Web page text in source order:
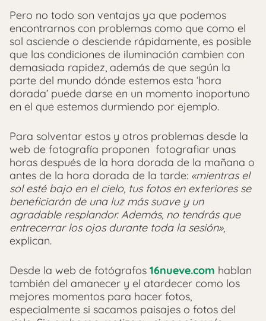
Pero no todo son ventajas ya que podemos
encontrarnos con problemas como que como el
sol asciende o desciende rápidamente, es posible
que las condiciones de iluminación cambien con
demasiada rapidez, además de que según la
parte del mundo dónde estemos esta ‘hora
dorada’ puede darse en un momento inoportuno
en el que estemos durmiendo por ejemplo.
Para solventar estos y otros problemas desde la
web de fotografía proponen fotografiar unas
horas después de la hora dorada de la mañana o
antes de la hora dorada de la tarde: «mientras el
sol esté bajo en el cielo, tus fotos en exteriores se
beneficiarán de una luz más suave y un
agradable resplandor. Además, no tendrás que
entrecerrar los ojos durante toda la sesión»,
explican.
Desde la web de fotógrafos 16nueve.com hablan
también del amanecer y el atardecer como los
mejores momentos para hacer fotos,
especialmente si sacamos paisajes o fotos del